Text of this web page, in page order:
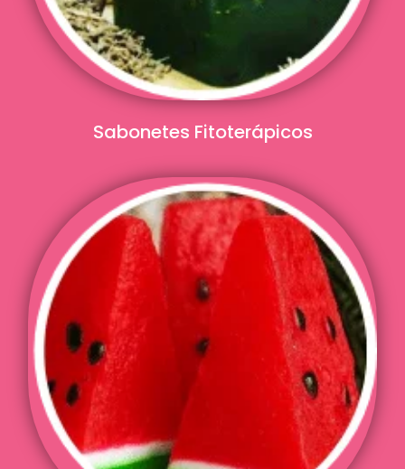
Sabonetes Fitoterápicos